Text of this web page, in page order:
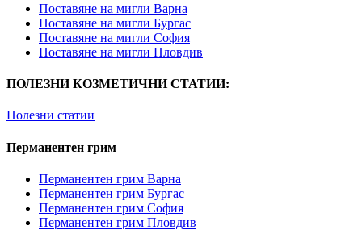
Поставяне на мигли Варна
Поставяне на мигли Бургас
Поставяне на мигли София
Поставяне на мигли Пловдив
ПОЛЕЗНИ КОЗМЕТИЧНИ СТАТИИ:
Полезни статии
Перманентен грим
Перманентен грим Варна
Перманентен грим Бургас
Перманентен грим София
Перманентен грим Пловдив